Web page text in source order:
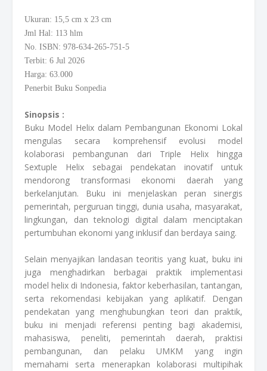
Ukuran: 15,5 cm x 23 cm
Jml Hal: 113 hlm
No. ISBN: 978-634-265-751-5
Terbit: 6 Jul 2026
Harga: 63.000
Penerbit Buku Sonpedia
Sinopsis :
Buku Model Helix dalam Pembangunan Ekonomi Lokal
mengulas secara komprehensif evolusi model
kolaborasi pembangunan dari Triple Helix hingga
Sextuple Helix sebagai pendekatan inovatif untuk
mendorong transformasi ekonomi daerah yang
berkelanjutan. Buku ini menjelaskan peran sinergis
pemerintah, perguruan tinggi, dunia usaha, masyarakat,
lingkungan, dan teknologi digital dalam menciptakan
pertumbuhan ekonomi yang inklusif dan berdaya saing.
Selain menyajikan landasan teoritis yang kuat, buku ini
juga menghadirkan berbagai praktik implementasi
model helix di Indonesia, faktor keberhasilan, tantangan,
serta rekomendasi kebijakan yang aplikatif. Dengan
pendekatan yang menghubungkan teori dan praktik,
buku ini menjadi referensi penting bagi akademisi,
mahasiswa, peneliti, pemerintah daerah, praktisi
pembangunan, dan pelaku UMKM yang ingin
memahami serta menerapkan kolaborasi multipihak